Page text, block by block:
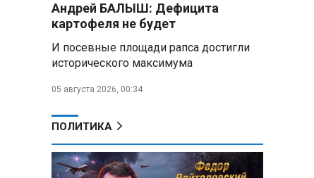
Андрей БАЛЫШ: Дефицита
картофеля не будет
И посевные площади рапса достигли
исторического максимума
05 августа 2026, 00:34
ПОЛИТИКА